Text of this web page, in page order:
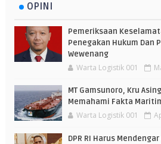
OPINI
Pemeriksaan
Penegakan Hukum Dan
Wewenang
Warta Logistik 001
MT Gamsunoro, Kru
Memahami Fakta
Warta Logistik 001
DPR RI Harus